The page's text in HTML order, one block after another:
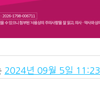
2024년 09월 5일 11:23